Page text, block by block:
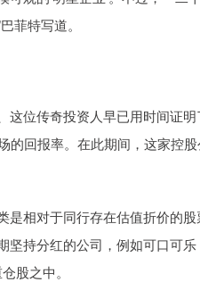
菲特写道。
这位传奇投资人早已用时间证
回报率。在此期间，这家控
相对于同行存在估值折价的
持分红的公司，例如可口可
股之中。